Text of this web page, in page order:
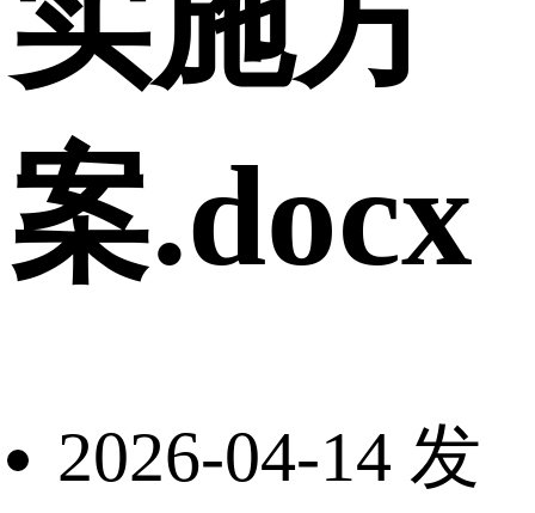
案.docx
2026-04-14 发